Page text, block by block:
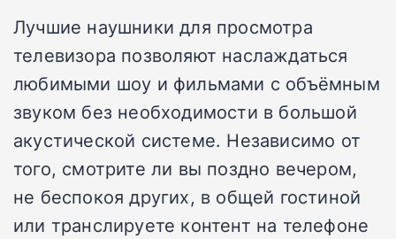
Лучшие наушники для просмотра
телевизора позволяют наслаждаться
любимыми шоу и фильмами с объёмным
звуком без необходимости в большой
акустической системе. Независимо от
того, смотрите ли вы поздно вечером,
не беспокоя других, в общей гостиной
или транслируете контент на телефоне